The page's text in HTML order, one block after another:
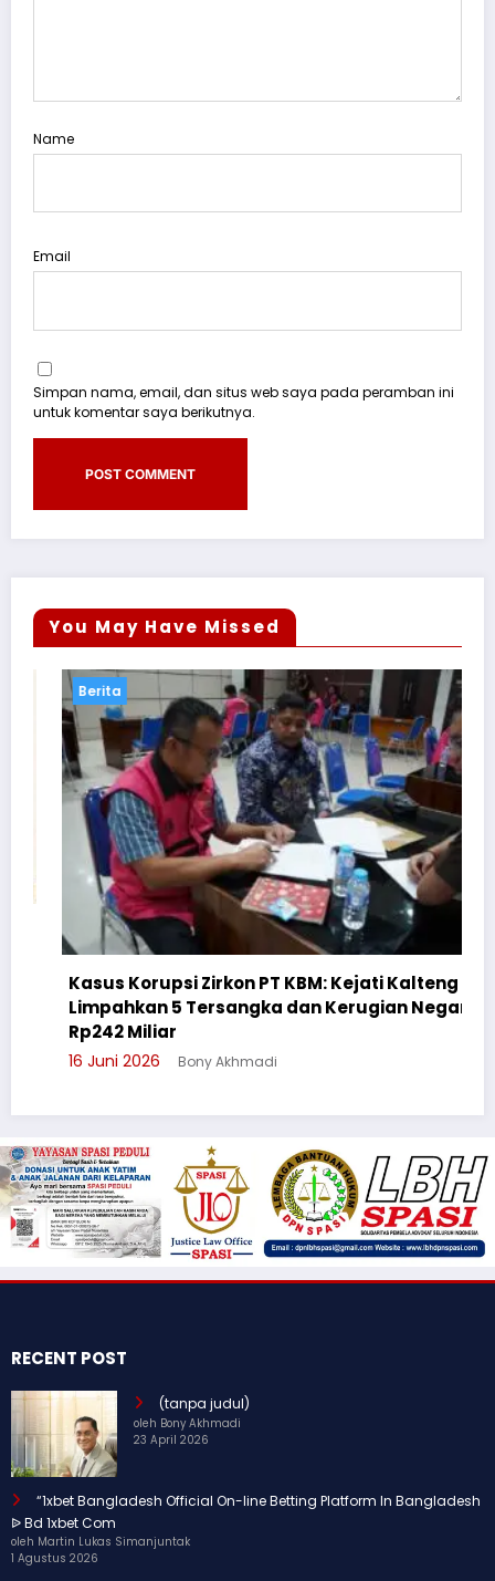
Name
Email
Simpan nama, email, dan situs web saya pada peramban ini
untuk komentar saya berikutnya.
You May Have Missed
Berita
Kasus Korupsi Zirkon PT KBM: Kejati Kalteng
Limpahkan 5 Tersangka dan Kerugian Negara
Rp242 Miliar
16 Juni 2026 Bony Akhmadi
RECENT POST
(tanpa judul)
oleh Bony Akhmadi
23 April 2026
“1xbet Bangladesh Official On-line Betting Platform In Bangladesh
ᐉ Bd 1xbet Com
oleh Martin Lukas Simanjuntak
1 Agustus 2026